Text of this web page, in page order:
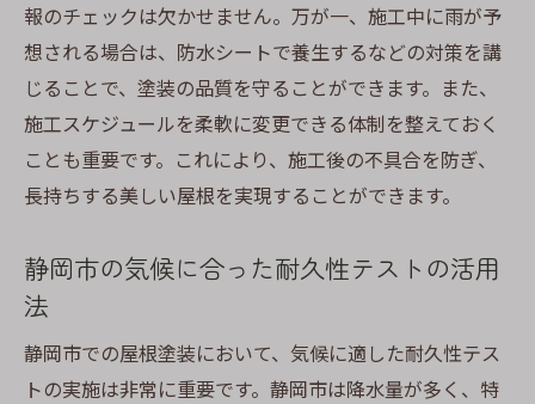
報のチェックは欠かせません。万が一、施工中に雨が予
想される場合は、防水シートで養生するなどの対策を講
じることで、塗装の品質を守ることができます。また、
施工スケジュールを柔軟に変更できる体制を整えておく
ことも重要です。これにより、施工後の不具合を防ぎ、
長持ちする美しい屋根を実現することができます。
静岡市の気候に合った耐久性テストの活用
法
静岡市での屋根塗装において、気候に適した耐久性テス
トの実施は非常に重要です。静岡市は降水量が多く、特